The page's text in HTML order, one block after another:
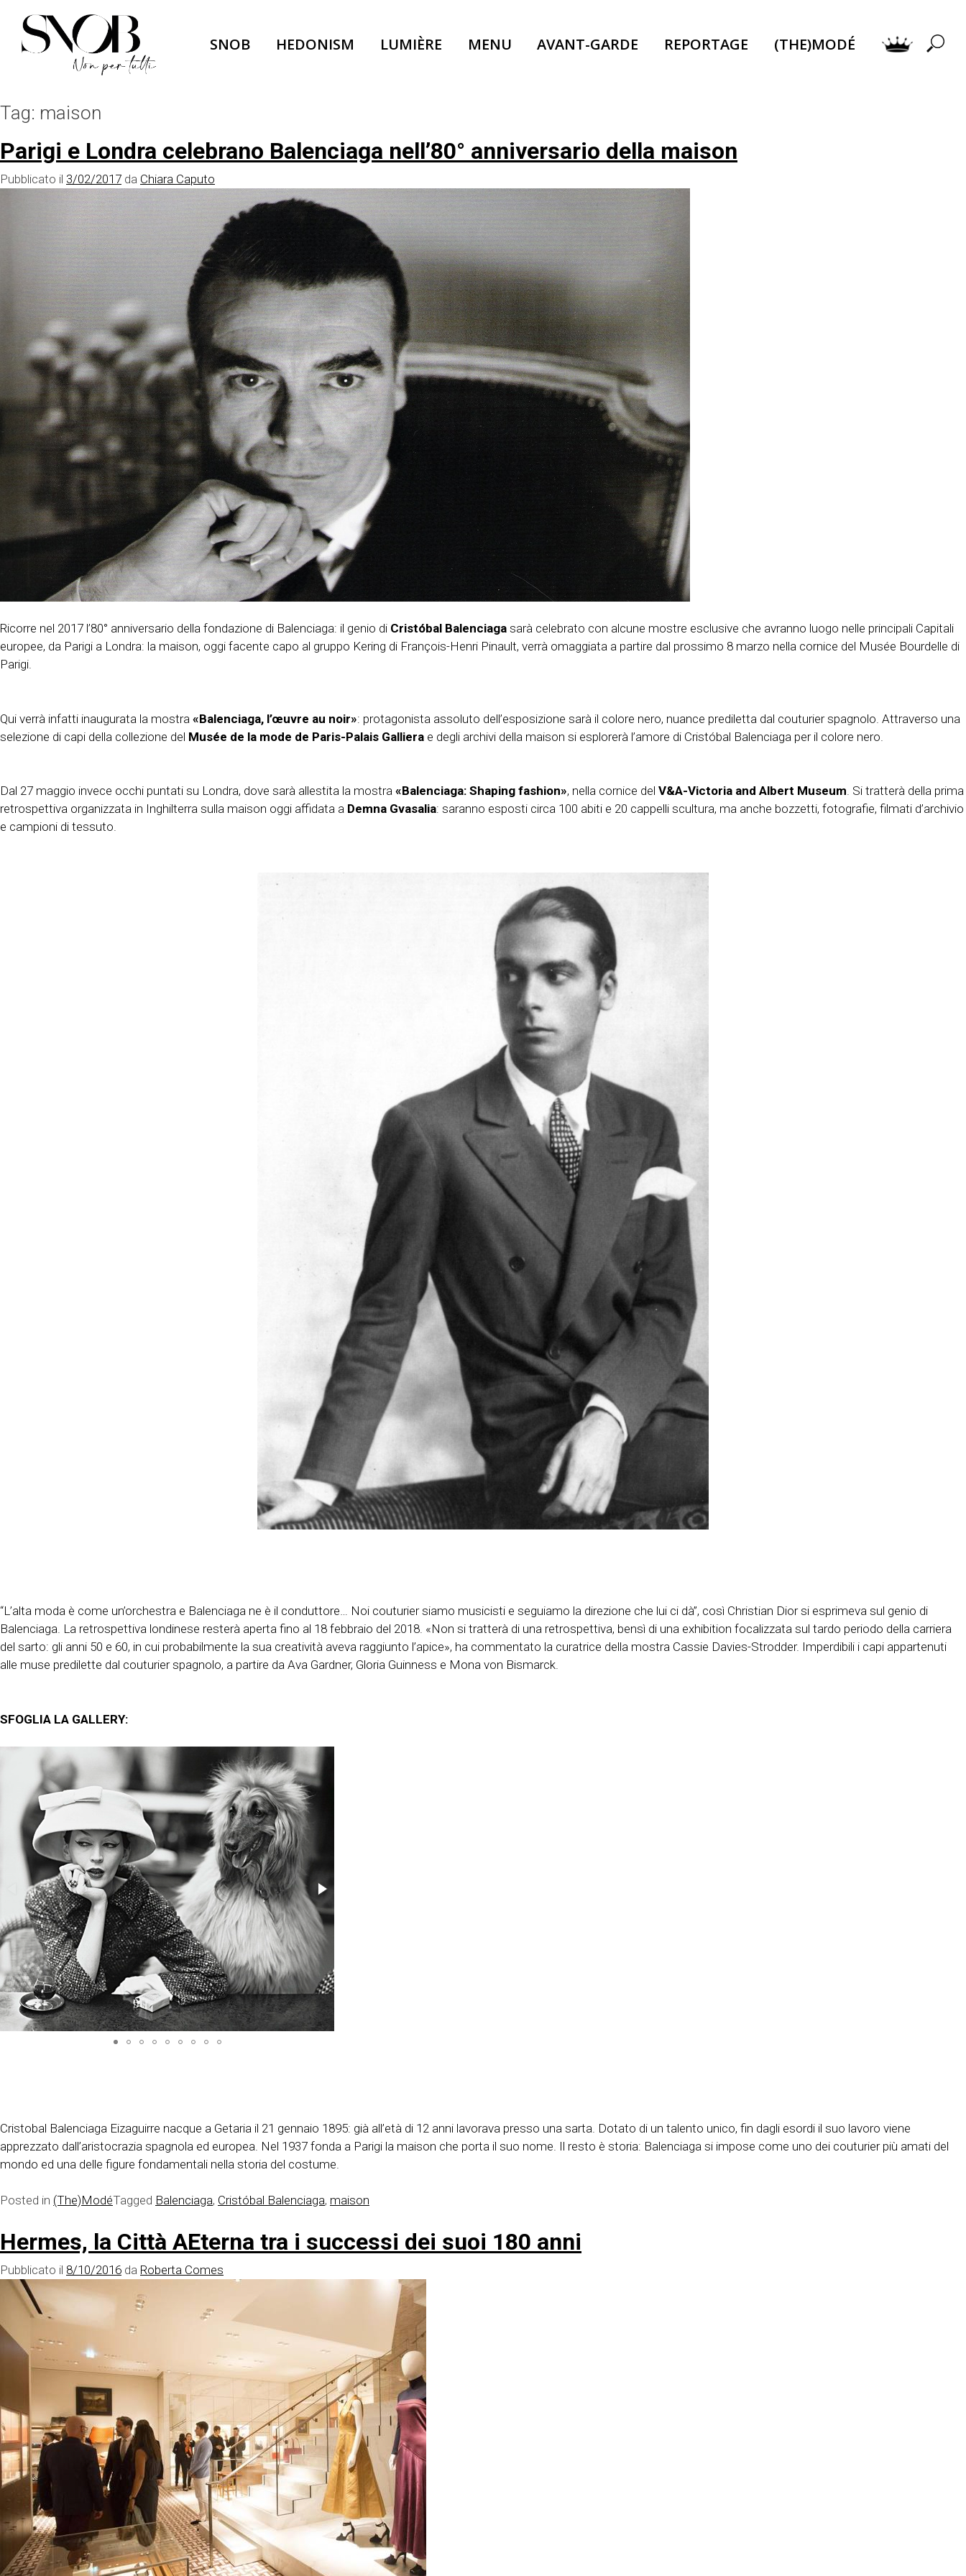
content
SNOB HEDONISM LUMIÈRE MENU AVANT-GARDE REPORTAGE (THE)MODÉ
Tag: maison
Parigi e Londra celebrano Balenciaga nell’80° anniversario della maison
Pubblicato il 3/02/2017 da Chiara Caputo
Ricorre nel 2017 l’80° anniversario della fondazione di Balenciaga: il genio di Cristóbal Balenciaga sarà celebrato con alcune mostre esclusive che avranno luogo nelle principali Capitali
europee, da Parigi a Londra: la maison, oggi facente capo al gruppo Kering di François-Henri Pinault, verrà omaggiata a partire dal prossimo 8 marzo nella cornice del Musée Bourdelle di
Parigi.
Qui verrà infatti inaugurata la mostra «Balenciaga, l’œuvre au noir»: protagonista assoluto dell’esposizione sarà il colore nero, nuance prediletta dal couturier spagnolo. Attraverso una
selezione di capi della collezione del Musée de la mode de Paris-Palais Galliera e degli archivi della maison si esplorerà l’amore di Cristóbal Balenciaga per il colore nero.
Dal 27 maggio invece occhi puntati su Londra, dove sarà allestita la mostra «Balenciaga: Shaping fashion», nella cornice del V&A-Victoria and Albert Museum. Si tratterà della prima
retrospettiva organizzata in Inghilterra sulla maison oggi affidata a Demna Gvasalia: saranno esposti circa 100 abiti e 20 cappelli scultura, ma anche bozzetti, fotografie, filmati d’archivio
e campioni di tessuto.
“L’alta moda è come un’orchestra e Balenciaga ne è il conduttore… Noi couturier siamo musicisti e seguiamo la direzione che lui ci dà”, così Christian Dior si esprimeva sul genio di
Balenciaga. La retrospettiva londinese resterà aperta fino al 18 febbraio del 2018. «Non si tratterà di una retrospettiva, bensì di una exhibition focalizzata sul tardo periodo della carriera
del sarto: gli anni 50 e 60, in cui probabilmente la sua creatività aveva raggiunto l’apice», ha commentato la curatrice della mostra Cassie Davies-Strodder. Imperdibili i capi appartenuti
alle muse predilette dal couturier spagnolo, a partire da Ava Gardner, Gloria Guinness e Mona von Bismarck.
SFOGLIA LA GALLERY:
Cristobal Balenciaga Eizaguirre nacque a Getaria il 21 gennaio 1895: già all’età di 12 anni lavorava presso una sarta. Dotato di un talento unico, fin dagli esordi il suo lavoro viene
apprezzato dall’aristocrazia spagnola ed europea. Nel 1937 fonda a Parigi la maison che porta il suo nome. Il resto è storia: Balenciaga si impose come uno dei couturier più amati del
mondo ed una delle figure fondamentali nella storia del costume.
Posted in (The)ModéTagged Balenciaga, Cristóbal Balenciaga, maison
Hermes, la Città AEterna tra i successi dei suoi 180 anni
Pubblicato il 8/10/2016 da Roberta Comes